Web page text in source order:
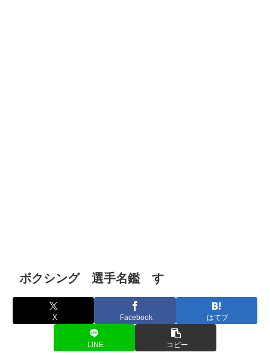
ボクシング 選手名鑑 す
X Facebook はてブ
LINE コピー